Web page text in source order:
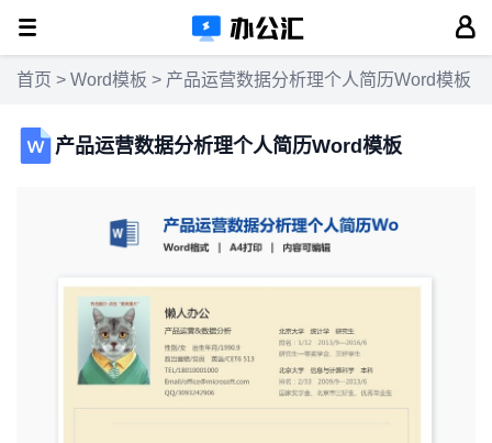
首页 > Word模板 > 产品运营数据分析理个人简历Word模板
产品运营数据分析理个人简历Word模板